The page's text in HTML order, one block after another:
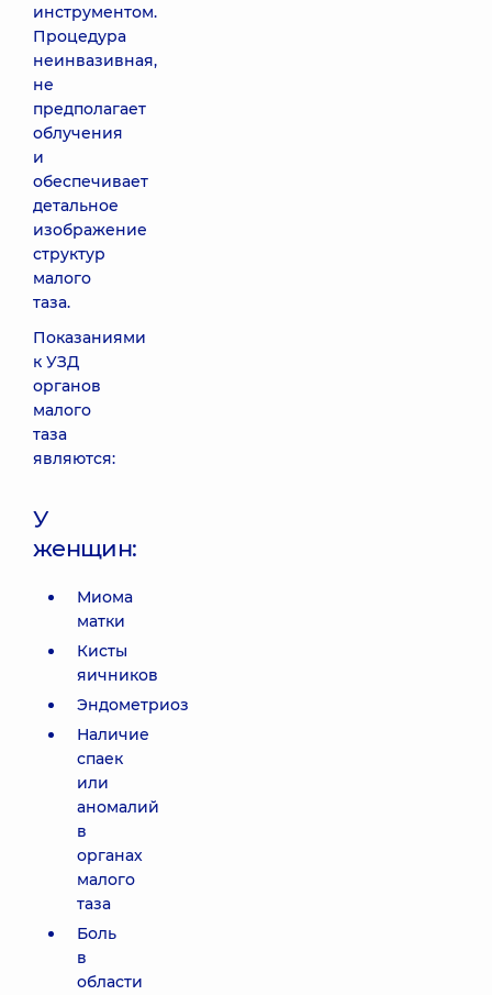
инструментом.
Процедура
неинвазивная,
не
предполагает
облучения
и
обеспечивает
детальное
изображение
структур
малого
таза.
Показаниями
к УЗД
органов
малого
таза
являются:
У
женщин:
Миома
матки
Кисты
яичников
Эндометриоз
Наличие
спаек
или
аномалий
в
органах
малого
таза
Боль
в
области